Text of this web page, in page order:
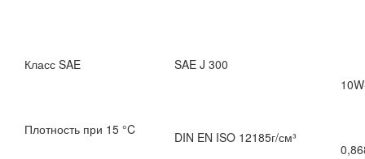
Класс SAE
SAE J 300
Плотность при 15 °C DIN EN ISO 12185г/см³